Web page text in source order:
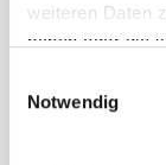
weiteren Daten
haben oder die
Notwendig
Region